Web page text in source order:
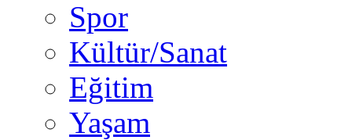
Spor
Kültür/Sanat
Eğitim
Yaşam